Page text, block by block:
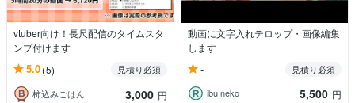
vtuber向け！長尺配信のタイムスタ
ンプ付けます
5.0(5)
見積り必須
柿込みごはん
3,000 円
動画に文字入れテロップ・画像編集
します
-
見積り必須
ibu neko
5,500 円